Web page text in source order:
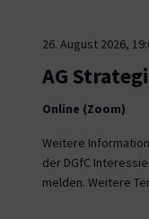
26. August 2026,
AG
Online (Zoom)
Weitere
der DGfC
melden. Weitere